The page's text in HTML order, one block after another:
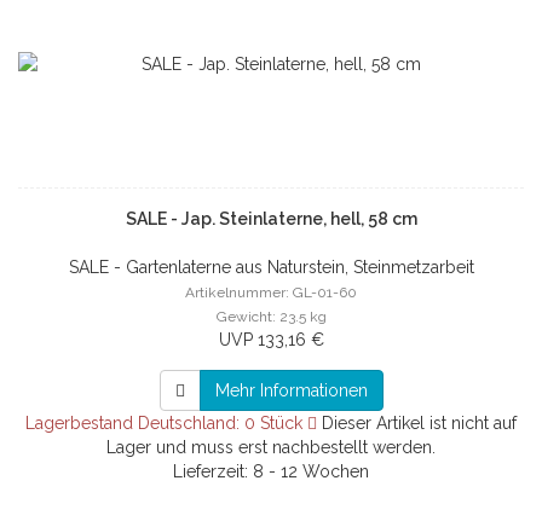
SALE - Jap. Steinlaterne, hell, 58 cm
SALE - Gartenlaterne aus Naturstein, Steinmetzarbeit
Artikelnummer: GL-01-60
Gewicht: 23.5 kg
UVP 133,16 €
Mehr Informationen
Lagerbestand Deutschland: 0 Stück
Dieser Artikel ist nicht auf
Lager und muss erst nachbestellt werden.
Lieferzeit: 8 - 12 Wochen